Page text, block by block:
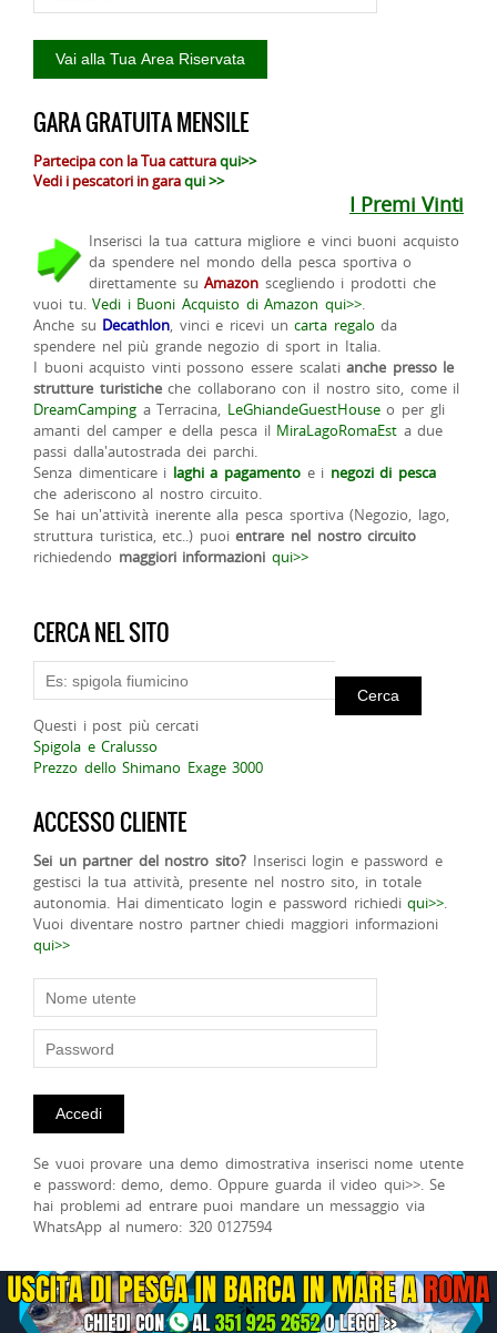
GARA GRATUITA MENSILE
Partecipa con la Tua catturaqui>>
Vedi i pescatori in garaqui >>
I Premi Vinti
Inserisci la tua cattura migliore e vinci buoni acquisto
da spendere nel mondo della pesca sportiva o
direttamente suAmazon scegliendo i prodotti che
vuoi tu.Vedi i Buoni Acquisto di Amazon qui>>.
Anche su Decathlon, vinci e ricevi uncarta regalo da
spendere nel più grande negozio di sport in Italia.
I buoni acquisto vinti possono essere scalatianche presso le
strutture turisticheche collaborano con il nostro sito, come il
DreamCamping a Terracina, LeGhiandeGuestHouseo per gli
amanti del camper e della pesca il MiraLagoRomaEst a due
passi dalla'autostrada dei parchi.
Senza dimenticare i laghi a pagamento e i negozi di pesca
che aderiscono al nostro circuito.
Se hai un'attività inerente alla pesca sportiva (Negozio, lago,
struttura turistica, etc..) puoientrare nel nostro circuito
richiedendo maggiori informazioni qui>>
CERCA NEL SITO
Questi i post più cercati
Spigola e Cralusso
Prezzo dello Shimano Exage 3000
ACCESSO CLIENTE
Sei un partner del nostro sito? Inserisci login e password e
gestisci la tua attività, presente nel nostro sito, in totale
autonomia. Hai dimenticato login e password richiediqui>>.
Vuoi diventare nostro partner chiedi maggiori informazioni
qui>>
Se vuoi provare una demo dimostrativa inserisci nome utente
e password: demo, demo. Oppure guarda il video qui>>. Se
hai problemi ad entrare puoi mandare un messaggio via
WhatsApp al numero: 320 0127594